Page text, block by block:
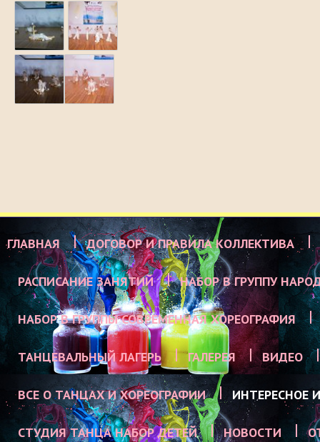
ГЛАВНАЯ ДОГОВОР И ПРАВИЛА КОЛЛЕКТИВА
РАСПИСАНИЕ ЗАНЯТИЙ НАБОР В ГРУППУ
НАБОР В ГРУППЫ СОВРЕМЕННАЯ ХОРЕОГРАФИЯ
ТАНЦЕВАЛЬНЫЙ ЛАГЕРЬ ГАЛЕРЕЯ ВИДЕО
ВСЕ О ТАНЦАХ И ХОРЕОГРАФИИ ИНТЕРЕСНОЕ
СТУДИЯ ТАНЦА НАБОР ДЕТЕЙ НОВОСТИ